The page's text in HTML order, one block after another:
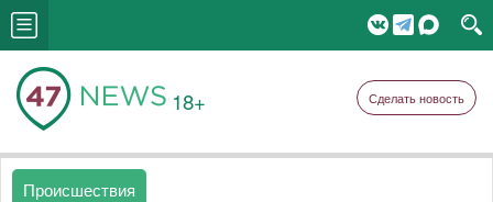
18+ Сделать новость
Происшествия